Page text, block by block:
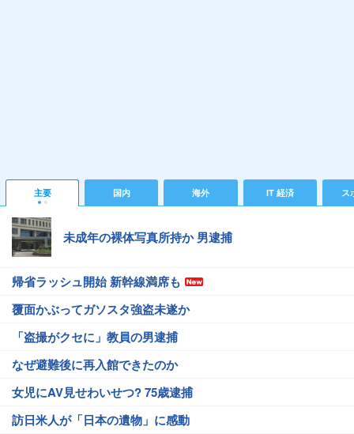
主要 国内 海外 IT 経済 ス
未成年の裸体写真所持か 男逮捕
帰省ラッシュ開始 新幹線満席も
覆面かぶってガソスタ強盗未遂か
「盗撮がクセに」教員の男逮捕
なぜ避難後に再入館できたのか
女児にAV見せわいせつ? 75歳逮捕
訪日米人が「日本の遺物」に感動